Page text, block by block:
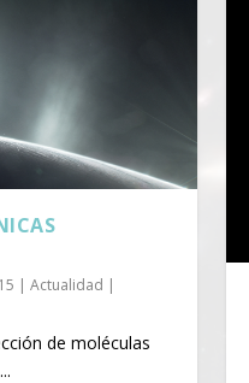
|Actualidad |
de moléculas